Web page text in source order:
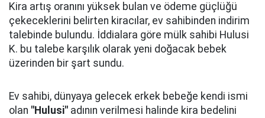
Kira artış oranını yüksek bulan ve ödeme güçlüğü
çekeceklerini belirten kiracılar, ev sahibinden indirim
talebinde bulundu. İddialara göre mülk sahibi Hulusi
K. bu talebe karşılık olarak yeni doğacak bebek
üzerinden bir şart sundu.
Ev sahibi, dünyaya gelecek erkek bebeğe kendi ismi
olan "Hulusi" adının verilmesi halinde kira bedelini